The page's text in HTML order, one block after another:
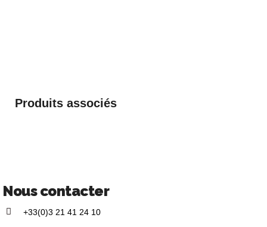
Produits associés
Nous contacter
+33(0)3 21 41 24 10